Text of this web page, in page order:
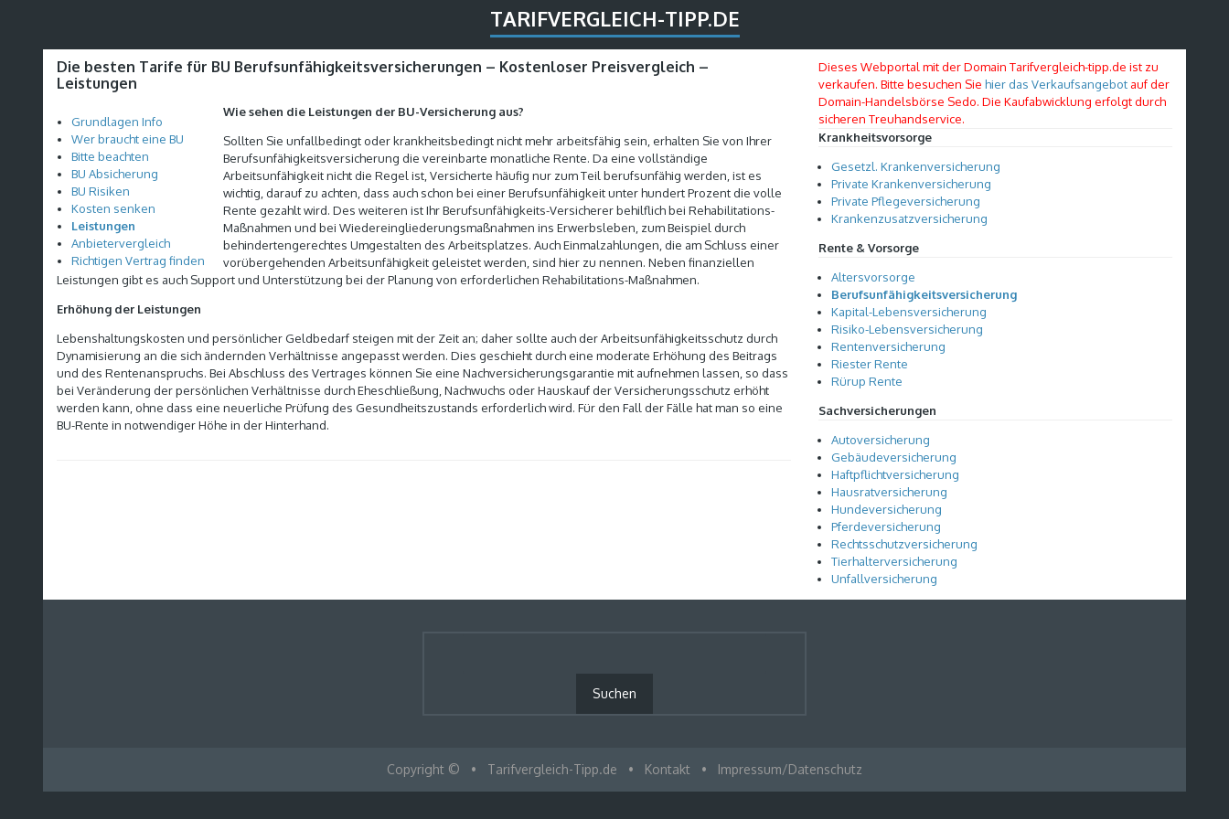
TARIFVERGLEICH-TIPP.DE
Die besten Tarife für BU Berufsunfähigkeitsversicherungen – Kostenloser Preisvergleich –
Leistungen
Grundlagen Info
Wer braucht eine BU
Bitte beachten
BU Absicherung
BU Risiken
Kosten senken
Leistungen
Anbietervergleich
Richtigen Vertrag finden
Wie sehen die Leistungen der BU-Versicherung aus?
Sollten Sie unfallbedingt oder krankheitsbedingt nicht mehr arbeitsfähig sein, erhalten Sie von Ihrer
Berufsunfähigkeitsversicherung die vereinbarte monatliche Rente. Da eine vollständige
Arbeitsunfähigkeit nicht die Regel ist, Versicherte häufig nur zum Teil berufsunfähig werden, ist es
wichtig, darauf zu achten, dass auch schon bei einer Berufsunfähigkeit unter hundert Prozent die volle
Rente gezahlt wird. Des weiteren ist Ihr Berufsunfähigkeits-Versicherer behilflich bei Rehabilitations-
Maßnahmen und bei Wiedereingliederungsmaßnahmen ins Erwerbsleben, zum Beispiel durch
behindertengerechtes Umgestalten des Arbeitsplatzes. Auch Einmalzahlungen, die am Schluss einer
vorübergehenden Arbeitsunfähigkeit geleistet werden, sind hier zu nennen. Neben finanziellen
Leistungen gibt es auch Support und Unterstützung bei der Planung von erforderlichen Rehabilitations-Maßnahmen.
Erhöhung der Leistungen
Lebenshaltungskosten und persönlicher Geldbedarf steigen mit der Zeit an; daher sollte auch der Arbeitsunfähigkeitsschutz durch
Dynamisierung an die sich ändernden Verhältnisse angepasst werden. Dies geschieht durch eine moderate Erhöhung des Beitrags
und des Rentenanspruchs. Bei Abschluss des Vertrages können Sie eine Nachversicherungsgarantie mit aufnehmen lassen, so dass
bei Veränderung der persönlichen Verhältnisse durch Eheschließung, Nachwuchs oder Hauskauf der Versicherungsschutz erhöht
werden kann, ohne dass eine neuerliche Prüfung des Gesundheitszustands erforderlich wird. Für den Fall der Fälle hat man so eine
BU-Rente in notwendiger Höhe in der Hinterhand.
Dieses Webportal mit der Domain Tarifvergleich-tipp.de ist zu
verkaufen. Bitte besuchen Siehier das Verkaufsangebot auf der
Domain-Handelsbörse Sedo. Die Kaufabwicklung erfolgt durch
sicheren Treuhandservice.
Krankheitsvorsorge
Gesetzl. Krankenversicherung
Private Krankenversicherung
Private Pflegeversicherung
Krankenzusatzversicherung
Rente & Vorsorge
Altersvorsorge
Berufsunfähigkeitsversicherung
Kapital-Lebensversicherung
Risiko-Lebensversicherung
Rentenversicherung
Riester Rente
Rürup Rente
Sachversicherungen
Autoversicherung
Gebäudeversicherung
Haftpflichtversicherung
Hausratversicherung
Hundeversicherung
Pferdeversicherung
Rechtsschutzversicherung
Tierhalterversicherung
Unfallversicherung
Copyright © • Tarifvergleich-Tipp.de • Kontakt • Impressum/Datenschutz